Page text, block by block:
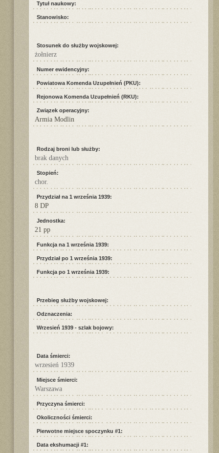
Tytuł naukowy:
Stanowisko:
Stosunek do służby wojskowej:
żołnierz
Numer ewidencyjny:
Powiatowa Komenda Uzupełnień (PKU):
Rejonowa Komenda Uzupełnień (RKU):
Związek operacyjny:
Armia Modlin
Rodzaj broni lub służby:
brak danych
Stopień:
chor.
Przydział na 1 września 1939:
8 DP
Jednostka:
21 pp
Funkcja na 1 września 1939:
Przydział po 1 września 1939:
Funkcja po 1 września 1939:
Przebieg służby wojskowej:
Odznaczenia:
Wrzesień 1939 - szlak bojowy:
Data śmierci:
wrzesień 1939
Miejsce śmierci:
Warszawa
Przyczyna śmierci:
Okoliczności śmierci:
Pierwotne miejsce spoczynku #1:
Data ekshumacji #1: